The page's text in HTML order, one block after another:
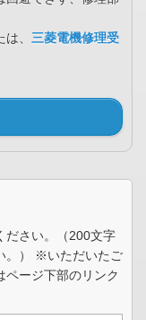
、 三菱電機修理受
ださい。（200文字
。） ※いただいたご
ページ下部のリンク